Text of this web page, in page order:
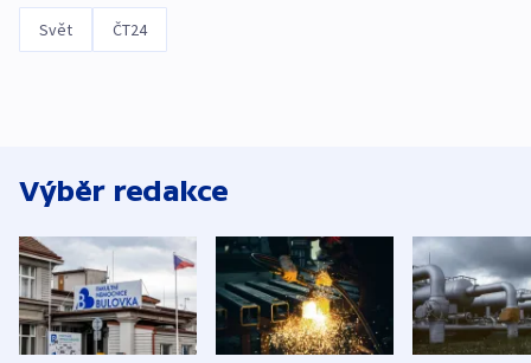
Svět ČT24
Výběr redakce